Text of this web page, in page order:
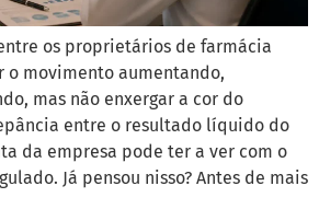
os proprietários de farmácia
o movimento aumentando,
mas não enxergar a cor do
entre o resultado líquido do
da empresa pode ter a ver com o
Já pensou nisso? Antes de mais